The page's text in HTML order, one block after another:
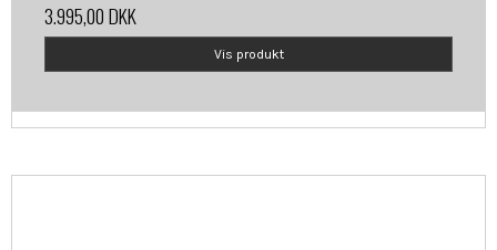
3.995,00 DKK
Vis produkt